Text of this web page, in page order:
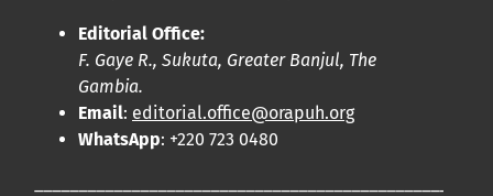
Editorial Office:
F. Gaye R., Sukuta, Greater Banjul, The
Gambia.
Email: editorial.office@orapuh.org
WhatsApp: +220 723 0480